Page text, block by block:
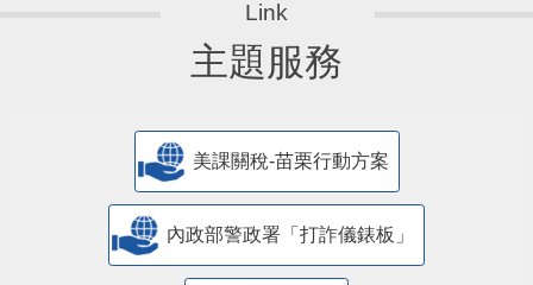
主題服務
美課關稅-苗栗行動方案
內政部警政署「打詐儀錶板」